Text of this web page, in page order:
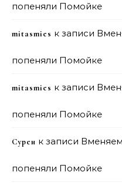
попеняли Помойке
mitasmies к записи
попеняли Помойке
mitasmies к записи
попеняли Помойке
Сурен к записи
попеняли Помойке